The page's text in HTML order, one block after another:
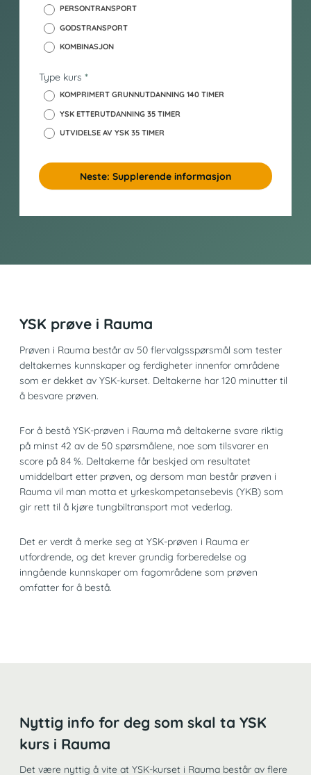
PERSONTRANSPORT
GODSTRANSPORT
KOMBINASJON
Type kurs *
KOMPRIMERT GRUNNUTDANNING 140 TIMER
YSK ETTERUTDANNING 35 TIMER
UTVIDELSE AV YSK 35 TIMER
Neste: Supplerende informasjon
YSK prøve i Rauma
Prøven i Rauma består av 50 flervalgsspørsmål som tester
deltakernes kunnskaper og ferdigheter innenfor områdene
som er dekket av YSK-kurset. Deltakerne har 120 minutter til
å besvare prøven.
For å bestå YSK-prøven i Rauma må deltakerne svare riktig
på minst 42 av de 50 spørsmålene, noe som tilsvarer en
score på 84 %. Deltakerne får beskjed om resultatet
umiddelbart etter prøven, og dersom man består prøven i
Rauma vil man motta et yrkeskompetansebevis (YKB) som
gir rett til å kjøre tungbiltransport mot vederlag.
Det er verdt å merke seg at YSK-prøven i Rauma er
utfordrende, og det krever grundig forberedelse og
inngående kunnskaper om fagområdene som prøven
omfatter for å bestå.
Nyttig info for deg som skal ta YSK
kurs i Rauma
Det være nyttig å vite at YSK-kurset i Rauma består av flere